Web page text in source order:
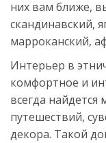
них вам ближе,
скандинавский,
марроканский,
Интерьер в
комфортное и
всегда
путешествий,
декора. Такой